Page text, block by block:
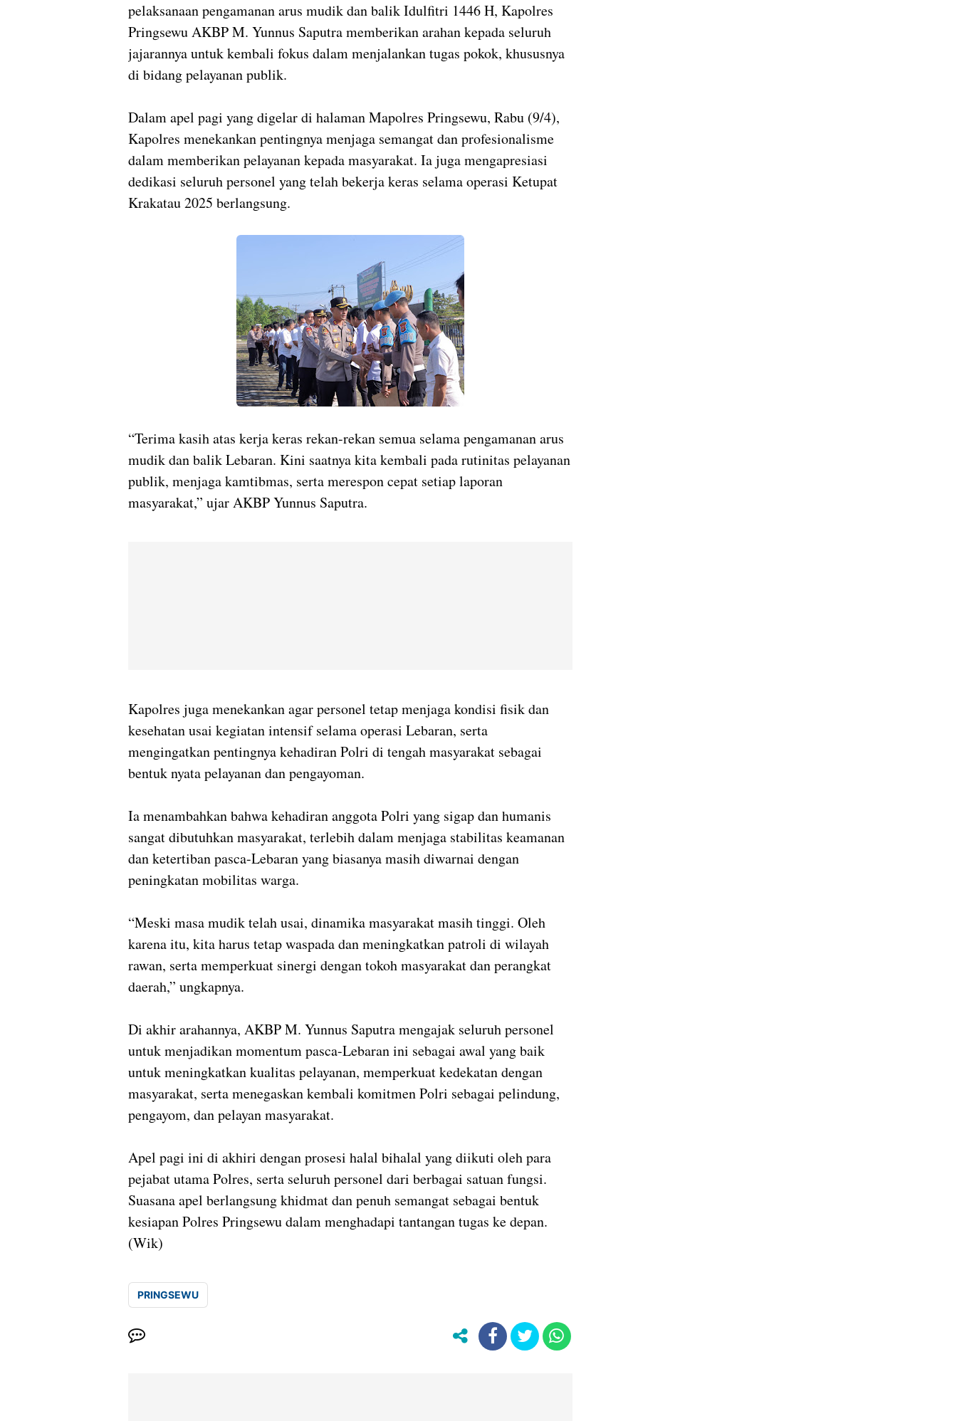
pelaksanaan pengamanan arus mudik dan balik Idulfitri 1446 H, Kapolres
Pringsewu AKBP M. Yunnus Saputra memberikan arahan kepada seluruh
jajarannya untuk kembali fokus dalam menjalankan tugas pokok, khususnya
di bidang pelayanan publik.
Dalam apel pagi yang digelar di halaman Mapolres Pringsewu, Rabu (9/4),
Kapolres menekankan pentingnya menjaga semangat dan profesionalisme
dalam memberikan pelayanan kepada masyarakat. Ia juga mengapresiasi
dedikasi seluruh personel yang telah bekerja keras selama operasi Ketupat
Krakatau 2025 berlangsung.
“Terima kasih atas kerja keras rekan-rekan semua selama pengamanan arus
mudik dan balik Lebaran. Kini saatnya kita kembali pada rutinitas pelayanan
publik, menjaga kamtibmas, serta merespon cepat setiap laporan
masyarakat,” ujar AKBP Yunnus Saputra.
Kapolres juga menekankan agar personel tetap menjaga kondisi fisik dan
kesehatan usai kegiatan intensif selama operasi Lebaran, serta
mengingatkan pentingnya kehadiran Polri di tengah masyarakat sebagai
bentuk nyata pelayanan dan pengayoman.
Ia menambahkan bahwa kehadiran anggota Polri yang sigap dan humanis
sangat dibutuhkan masyarakat, terlebih dalam menjaga stabilitas keamanan
dan ketertiban pasca-Lebaran yang biasanya masih diwarnai dengan
peningkatan mobilitas warga.
“Meski masa mudik telah usai, dinamika masyarakat masih tinggi. Oleh
karena itu, kita harus tetap waspada dan meningkatkan patroli di wilayah
rawan, serta memperkuat sinergi dengan tokoh masyarakat dan perangkat
daerah,” ungkapnya.
Di akhir arahannya, AKBP M. Yunnus Saputra mengajak seluruh personel
untuk menjadikan momentum pasca-Lebaran ini sebagai awal yang baik
untuk meningkatkan kualitas pelayanan, memperkuat kedekatan dengan
masyarakat, serta menegaskan kembali komitmen Polri sebagai pelindung,
pengayom, dan pelayan masyarakat.
Apel pagi ini di akhiri dengan prosesi halal bihalal yang diikuti oleh para
pejabat utama Polres, serta seluruh personel dari berbagai satuan fungsi.
Suasana apel berlangsung khidmat dan penuh semangat sebagai bentuk
kesiapan Polres Pringsewu dalam menghadapi tantangan tugas ke depan.
(Wik)
PRINGSEWU